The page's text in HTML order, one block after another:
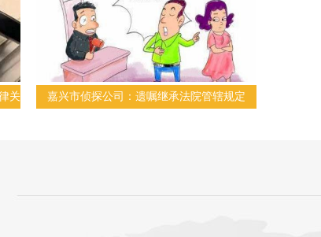
关
嘉兴市侦探公司：遗嘱继承法院管辖规定